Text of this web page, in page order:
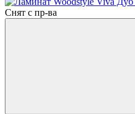
Снят с пр-ва